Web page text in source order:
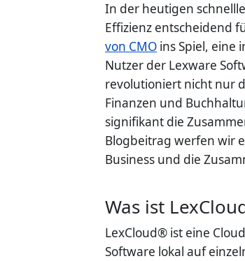
In der heutigen
Effizienz entscheidend
von CMO ins Spiel, eine
Nutzer der Lexware
revolutioniert nicht nur
Finanzen und
signifikant die
Blogbeitrag werfen wir
Business und die
Was ist
LexCloud® ist eine
Software lokal auf